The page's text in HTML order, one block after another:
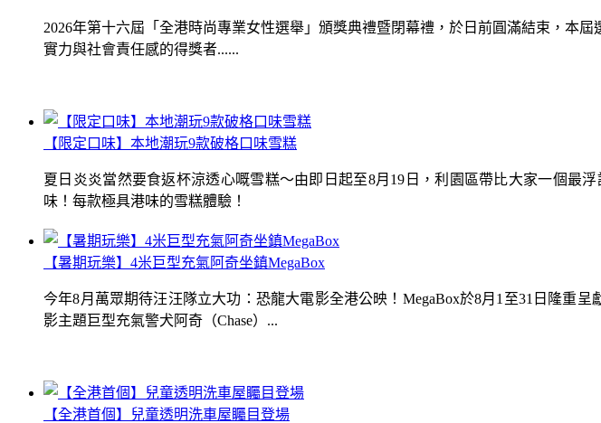
【限定口味】本地潮玩9款破格口味雪糕
夏日炎炎當然要食返杯涼透心嘅雪糕～由即日起至8月19日，利園區帶比大家一個最
味！每款極具港味的雪糕體驗！
【全港首個】兒童透明洗車屋矚目登場
2026年第十六屆「全港時尚專業女性選舉」頒獎典禮暨閉幕禮，於日前圓滿結束，本
實力與社會責任感的得獎者......
【暑期玩樂】4米巨型充氣阿奇坐鎮MegaBox
今年8月萬眾期待汪汪隊立大功：恐龍大電影全港公映！MegaBox於8月1至31日隆重
影主題巨型充氣警犬阿奇（Chase）...